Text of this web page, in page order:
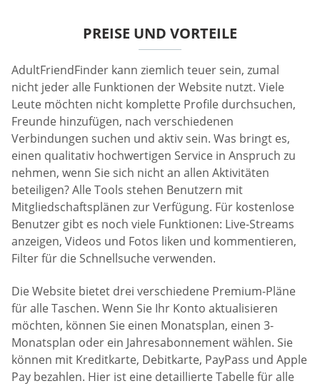
PREISE UND VORTEILE
AdultFriendFinder kann ziemlich teuer sein, zumal
nicht jeder alle Funktionen der Website nutzt. Viele
Leute möchten nicht komplette Profile durchsuchen,
Freunde hinzufügen, nach verschiedenen
Verbindungen suchen und aktiv sein. Was bringt es,
einen qualitativ hochwertigen Service in Anspruch zu
nehmen, wenn Sie sich nicht an allen Aktivitäten
beteiligen? Alle Tools stehen Benutzern mit
Mitgliedschaftsplänen zur Verfügung. Für kostenlose
Benutzer gibt es noch viele Funktionen: Live-Streams
anzeigen, Videos und Fotos liken und kommentieren,
Filter für die Schnellsuche verwenden.
Die Website bietet drei verschiedene Premium-Pläne
für alle Taschen. Wenn Sie Ihr Konto aktualisieren
möchten, können Sie einen Monatsplan, einen 3-
Monatsplan oder ein Jahresabonnement wählen. Sie
können mit Kreditkarte, Debitkarte, PayPass und Apple
Pay bezahlen. Hier ist eine detaillierte Tabelle für alle